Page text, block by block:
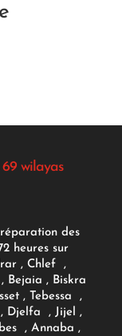
wilayas
des
heures sur
, Chlef ,
Bejaia , Biskra
, Tebessa ,
, Djelfa , Jijel ,
, Annaba ,